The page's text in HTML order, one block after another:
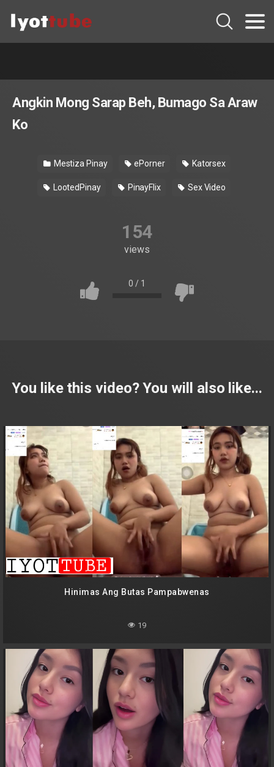
Angkin Mong Sarap Beh, Bumago Sa Araw
Ko
Mestiza Pinay ePorner Katorsex
LootedPinay PinayFlix Sex Video
154
views
0 / 1
You like this video? You will also like...
Hinimas Ang Butas Pampabwenas
19